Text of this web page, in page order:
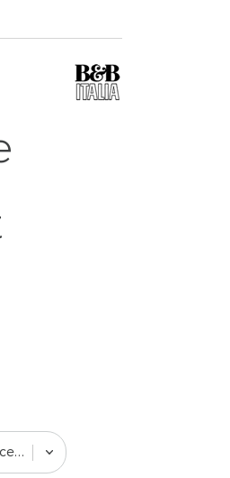
tufty-time 20 | élément central ty140cv_3